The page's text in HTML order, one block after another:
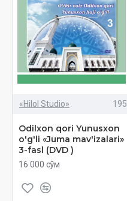
«Hilol Studio» 195
Odilxon qori Yunusxon
o'g'li «Juma mav'izalari»
3-fasl (DVD )
16 000 сўм